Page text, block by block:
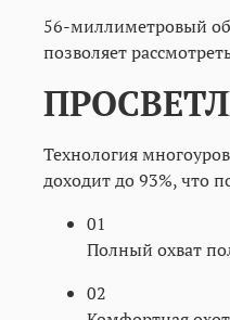
56-миллиметровый
позволяет
Технология
доходит до 93%, что
01
Полный охват
02